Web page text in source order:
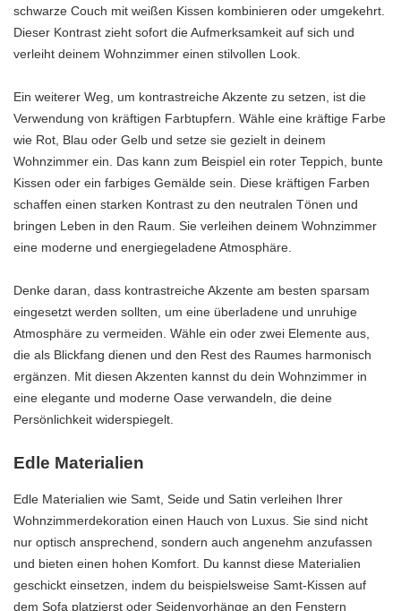
schwarze Couch mit weißen Kissen kombinieren oder umgekehrt.
Dieser Kontrast zieht sofort die Aufmerksamkeit auf sich und
verleiht deinem Wohnzimmer einen stilvollen Look.
Ein weiterer Weg, um kontrastreiche Akzente zu setzen, ist die
Verwendung von kräftigen Farbtupfern. Wähle eine kräftige Farbe
wie Rot, Blau oder Gelb und setze sie gezielt in deinem
Wohnzimmer ein. Das kann zum Beispiel ein roter Teppich, bunte
Kissen oder ein farbiges Gemälde sein. Diese kräftigen Farben
schaffen einen starken Kontrast zu den neutralen Tönen und
bringen Leben in den Raum. Sie verleihen deinem Wohnzimmer
eine moderne und energiegeladene Atmosphäre.
Denke daran, dass kontrastreiche Akzente am besten sparsam
eingesetzt werden sollten, um eine überladene und unruhige
Atmosphäre zu vermeiden. Wähle ein oder zwei Elemente aus,
die als Blickfang dienen und den Rest des Raumes harmonisch
ergänzen. Mit diesen Akzenten kannst du dein Wohnzimmer in
eine elegante und moderne Oase verwandeln, die deine
Persönlichkeit widerspiegelt.
Edle Materialien
Edle Materialien wie Samt, Seide und Satin verleihen Ihrer
Wohnzimmerdekoration einen Hauch von Luxus. Sie sind nicht
nur optisch ansprechend, sondern auch angenehm anzufassen
und bieten einen hohen Komfort. Du kannst diese Materialien
geschickt einsetzen, indem du beispielsweise Samt-Kissen auf
dem Sofa platzierst oder Seidenvorhänge an den Fenstern